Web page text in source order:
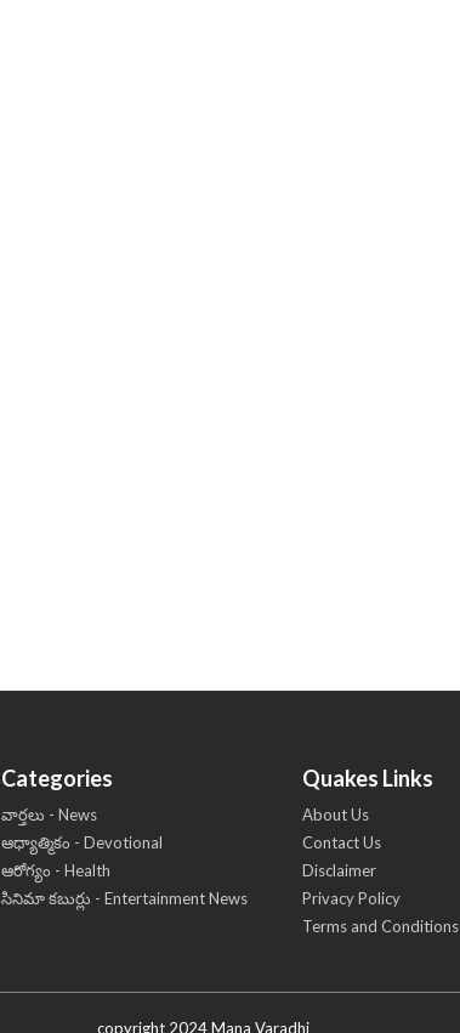
Categories
వార్తలు - News
ఆధ్యాత్మికం - Devotional
ఆరోగ్యం - Health
సినిమా కబుర్లు - Entertainment News
Quakes Links
About Us
Contact Us
Disclaimer
Privacy Policy
Terms and Conditions
copyright 2024 Mana Varadhi